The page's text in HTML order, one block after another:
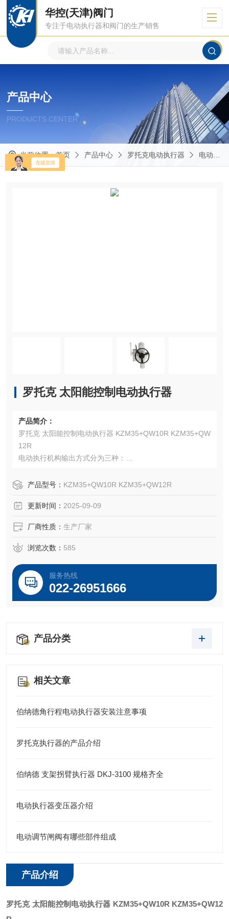
华控(天津)阀门
专注于电动执行器和阀门的生产销售
产品中心
PRODUCTS CENTER
当前位置：首页 产品中心 罗托克电动执行器 电动执行机构
罗托克 太阳能控制电动执行器
产品简介：
罗托克 太阳能控制电动执行器 KZM35+QW10R KZM35+QW
12R
电动执行机构输出方式分为三种：
b.赶行程输出推力拉力和赶线位移。
产品型号： KZM35+QW10R KZM35+QW12R
更新时间： 2025-09-09
厂商性质： 生产厂家
浏览次数： 585
服务热线
022-26951666
产品分类
相关文章
伯纳德角行程电动执行器安装注意事项
罗托克执行器的产品介绍
伯纳德 支架拐臂执行器 DKJ-3100 规格齐全
电动执行器变压器介绍
电动调节闸阀有哪些部件组成
产品介绍
罗托克 太阳能控制电动执行器 KZM35+QW10R KZM35+QW12